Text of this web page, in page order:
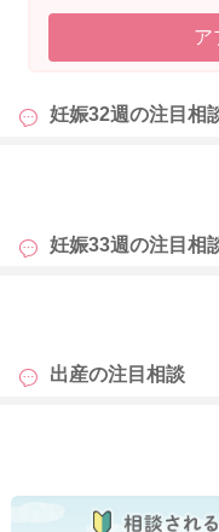
談があると思いますよ。
どうぞよろしくお願いア
妊娠32週の注目相
妊娠33週の注目相
出産の注目相談